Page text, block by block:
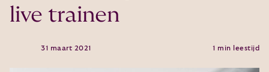
live trainen
31 maart 2021 1 min leestijd